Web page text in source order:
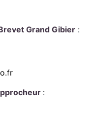
Grand Gibier :
: